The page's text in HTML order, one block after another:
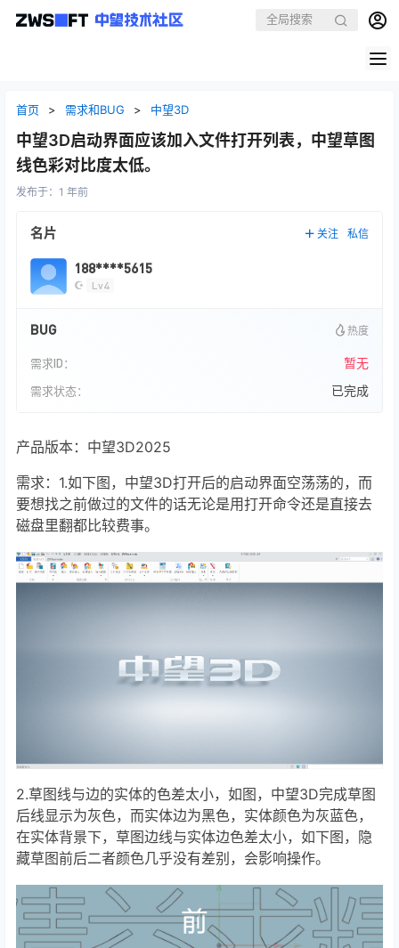
首页 > 需求和BUG > 中望3D
中望3D启动界面应该加入文件打开列表，中望草图
线色彩对比度太低。
发布于： 1 年前
名片 关注 私信
188****5615
☪ Lv4
BUG 热度
需求ID： 暂无
需求状态： 已完成
产品版本：中望3D2025
需求：1.如下图，中望3D打开后的启动界面空荡荡的，而
要想找之前做过的文件的话无论是用打开命令还是直接去
磁盘里翻都比较费事。
2.草图线与边的实体的色差太小，如图，中望3D完成草图
后线显示为灰色，而实体边为黑色，实体颜色为灰蓝色，
在实体背景下，草图边线与实体边色差太小，如下图，隐
藏草图前后二者颜色几乎没有差别，会影响操作。